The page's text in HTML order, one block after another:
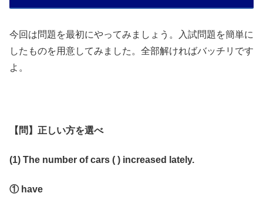
今回は問題を最初にやってみましょう。入試問題を簡単に
したものを用意してみました。全部解ければバッチリです
よ。
【問】正しい方を選べ
(1) The number of cars ( ) increased lately.
① have